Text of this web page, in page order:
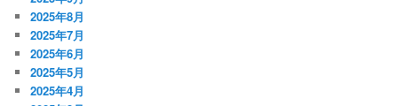
2025年8月
2025年7月
2025年6月
2025年5月
2025年4月